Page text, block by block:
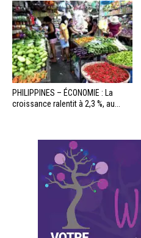
PHILIPPINES – ÉCONOMIE : La
croissance ralentit à 2,3 %, au...